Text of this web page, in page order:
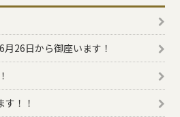
26日から御座います！
！！